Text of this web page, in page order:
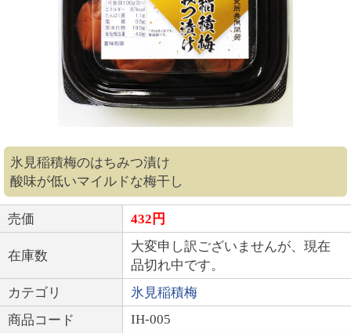
氷見稲積梅のはちみつ漬け
酸味が低いマイルドな梅干し
売価 432円
在庫数
大変申し訳ございませんが、現在
品切れ中です。
カテゴリ
氷見稲積梅
商品コード
IH-005